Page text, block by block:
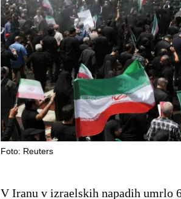
Foto: Reuters
V Iranu v izraelskih napadih umrlo